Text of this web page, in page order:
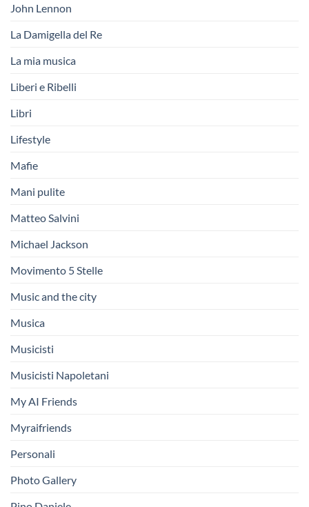
John Lennon
La Damigella del Re
La mia musica
Liberi e Ribelli
Libri
Lifestyle
Mafie
Mani pulite
Matteo Salvini
Michael Jackson
Movimento 5 Stelle
Music and the city
Musica
Musicisti
Musicisti Napoletani
My AI Friends
Myraifriends
Personali
Photo Gallery